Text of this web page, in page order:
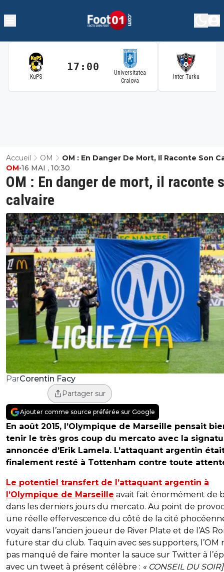
KuPS
17:00
Universitatea
Craiova
Inter Turku
Accueil OM OM : En Danger De Mort, Il Raconte Son
OM : En danger de mort, il raconte
calvaire
OM•16 MAI , 10:30
ParCorentin Facy
Partager sur
Ajouter comme source préférée sur Google
En août 2015, l’Olympique de Marseille pensait
tenir le très gros coup du mercato avec la
annoncée d’Erik Lamela. L’attaquant argentin
finalement resté à Tottenham contre toute
Le potentiel transfert de l’attaquant argentin à
l’Olympique de Marseille avait fait énormément de
dans les derniers jours du mercato. Au point de
une réelle effervescence du côté de la cité
voyait dans l’ancien joueur de River Plate et de l’AS
future star du club. Taquin avec ses supporters, l’OM
pas manqué de faire monter la sauce sur Twitter à
avec un tweet à présent célèbre : « CONSEIL DU SOIR]